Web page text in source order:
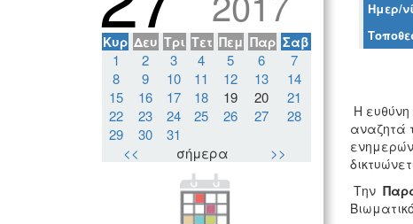
Κυρ Δευ Τρι Τετ Πεμ Παρ Σαβ
1 2 3 4 5 6
7
8
9 10 11 12 13
14
15
16 17 18 19 20
21
22
23 24 25 26 27
28
29
30
31
<<
σήμερα >>
Ημερ/
Η ευθύνη
αναζητά
Την